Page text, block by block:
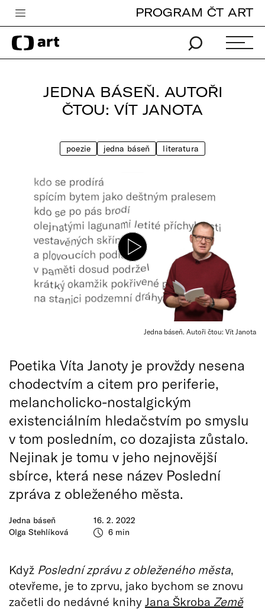
Česká televize
Zpravodajství
Vše o ČT
PROGRAM ČT ART
JEDNA BÁSEŇ. AUTOŘI
ČTOU: VÍT JANOTA
poezie jedna báseň literatura
Jedna báseň. Autoři čtou: Vít Janota
Jedna báseň
Olga Stehlíková
16. 2. 2022
6 min
Poetika Víta Janoty je provždy nesena
chodectvím a citem pro periferie,
melancholicko-nostalgickým
existenciálním hledačstvím po smyslu
v tom posledním, co dozajista zůstalo.
Nejinak je tomu v jeho nejnovější
sbírce, která nese název Poslední
zpráva z obleženého města.
Když Poslední zprávu z obleženého města,
otevřeme, je to zprvu, jako bychom se znovu
začetli do nedávné knihy Jana Škroba Země